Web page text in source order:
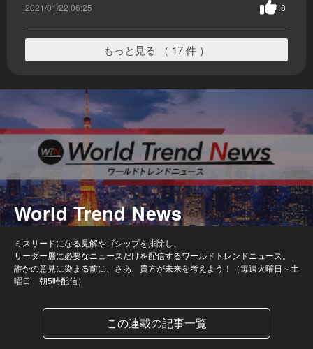
2021/01/22 06:25 8
もっと見る （ 17 件 ）
World Trend News
ミスリードになる見解やゴシップを排除し、
リーダー層に必要なニュースだけを配信するワールドトレンドニュース。
誰かの意見に染まる前に、さあ、貴方が未来を考えよう！（毎週火曜日～土
曜日 朝5時配信）
この連載の記事一覧